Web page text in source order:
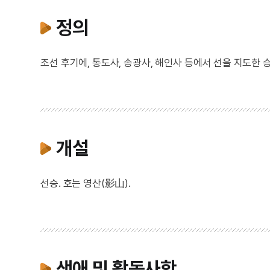
정의
조선 후기에, 통도사, 송광사, 해인사 등에서 선을 지도한
개설
선승. 호는 영산(影山).